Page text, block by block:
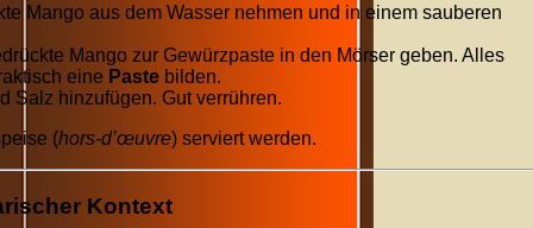
Mango aus dem Wasser nehmen und in einem sauberen
Mango zur Gewürzpaste in den Mörser geben. Alles
eine Paste bilden.
Salz hinzufügen. Gut verrühren.
(hors-d’œuvre) serviert werden.
Kontext